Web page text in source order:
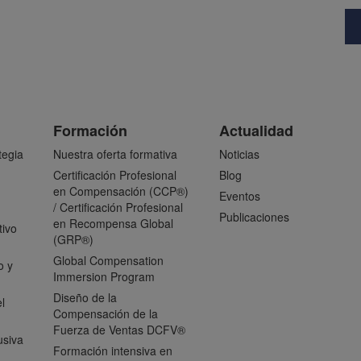
y
Formación
Nuestra oferta formativa
Certificación Profesional
en Compensación (CCP®)
/ Certificación Profesional
en Recompensa Global
(GRP®)
Global Compensation
Immersion Program
Diseño de la
Compensación de la
Fuerza de Ventas DCFV®
Formación intensiva en
Actualidad
Noticias
Blog
Eventos
Publicaciones